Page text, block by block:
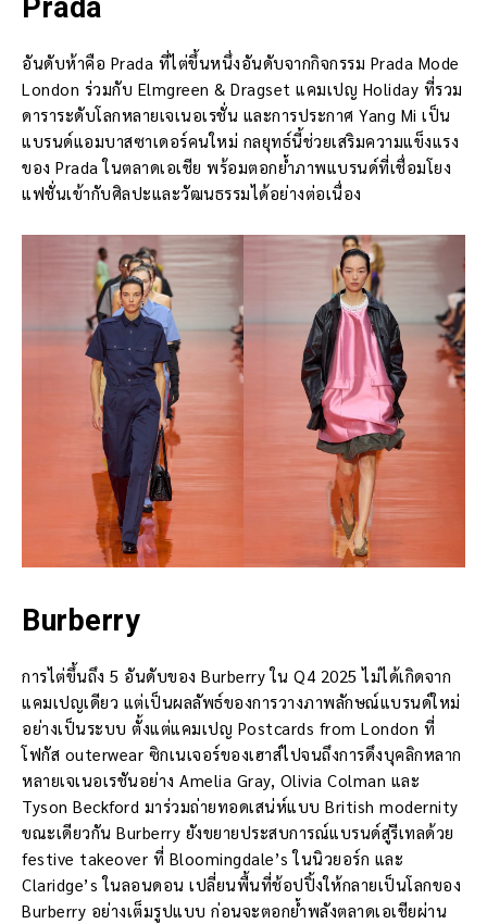
Prada
อันดับห้าคือ Prada ที่ไต่ขึ้นหนึ่งอันดับจากกิจกรรม Prada Mode
London ร่วมกับ Elmgreen & Dragset แคมเปญ Holiday ที่รวม
ดาราระดับโลกหลายเจเนอเรชั่น และการประกาศ Yang Mi เป็น
แบรนด์แอมบาสซาเดอร์คนใหม่ กลยุทธ์นี้ช่วยเสริมความแข็งแรง
ของ Prada ในตลาดเอเชีย พร้อมตอกย้ำภาพแบรนด์ที่เชื่อมโยง
แฟชั่นเข้ากับศิลปะและวัฒนธรรมได้อย่างต่อเนื่อง
Burberry
การไต่ขึ้นถึง 5 อันดับของ Burberry ใน Q4 2025 ไม่ได้เกิดจาก
แคมเปญเดียว แต่เป็นผลลัพธ์ของการวางภาพลักษณ์แบรนด์ใหม่
อย่างเป็นระบบ ตั้งแต่แคมเปญ Postcards from London ที่
โฟกัส outerwear ซิกเนเจอร์ของเฮาส์ไปจนถึงการดึงบุคลิกหลาก
หลายเจเนอเรชันอย่าง Amelia Gray, Olivia Colman และ
Tyson Beckford มาร่วมถ่ายทอดเสน่ห์แบบ British modernity
ขณะเดียวกัน Burberry ยังขยายประสบการณ์แบรนด์สู่รีเทลด้วย
festive takeover ที่ Bloomingdale’s ในนิวยอร์ก และ
Claridge’s ในลอนดอน เปลี่ยนพื้นที่ช้อปปิ้งให้กลายเป็นโลกของ
Burberry อย่างเต็มรูปแบบ ก่อนจะตอกย้ำพลังตลาดเอเชียผ่าน